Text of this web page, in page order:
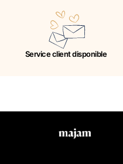
Service client disponible